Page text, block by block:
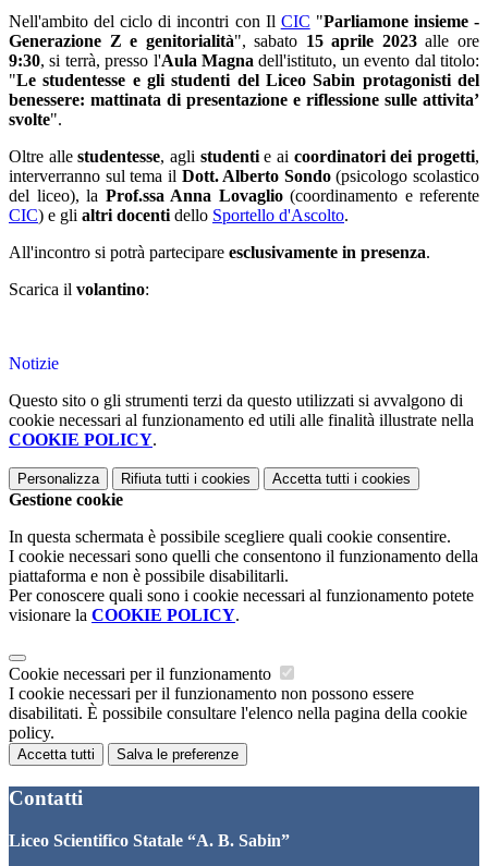
Nell'ambito del ciclo di incontri con Il CIC "Parliamone insieme -
Generazione Z e genitorialità", sabato 15 aprile 2023alle ore
9:30, si terrà, presso l'Aula Magna dell'istituto, un evento dal titolo:
"Le studentesse e gli studenti del Liceo Sabin protagonisti del
benessere: mattinata di presentazione e riflessione sulle attivita’
svolte".
Oltre allestudentesse, agli studentie ai coordinatori dei progetti,
interverranno sul tema il Dott. Alberto Sondo(psicologo scolastico
del liceo), la Prof.ssa Anna Lovaglio(coordinamento e referente
CIC) e gli altri docenti dello Sportello d'Ascolto.
All'incontro si potrà partecipare esclusivamente in presenza.
Scarica il volantino:
Notizie
Questo sito o gli strumenti terzi da questo utilizzati si avvalgono di
cookie necessari al funzionamento ed utili alle finalità illustrate nella
COOKIE POLICY.
Personalizza Rifiuta tutti i cookies Accetta tutti i cookies
Gestione cookie
In questa schermata è possibile scegliere quali cookie consentire.
I cookie necessari sono quelli che consentono il funzionamento della
piattaforma e non è possibile disabilitarli.
Per conoscere quali sono i cookie necessari al funzionamento potete
visionare la COOKIE POLICY.
Cookie necessari per il funzionamento
I cookie necessari per il funzionamento non possono essere
disabilitati. È possibile consultare l'elenco nella pagina della cookie
policy.
Accetta tutti Salva le preferenze
Contatti
Liceo Scientifico Statale “A. B. Sabin”